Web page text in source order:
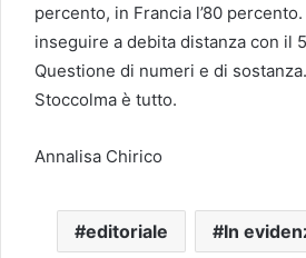
percento, in Francia l’80 percento.
inseguire a debita distanza con il
Questione di numeri e di
Stoccolma è tutto.
Annalisa Chirico
editoriale In